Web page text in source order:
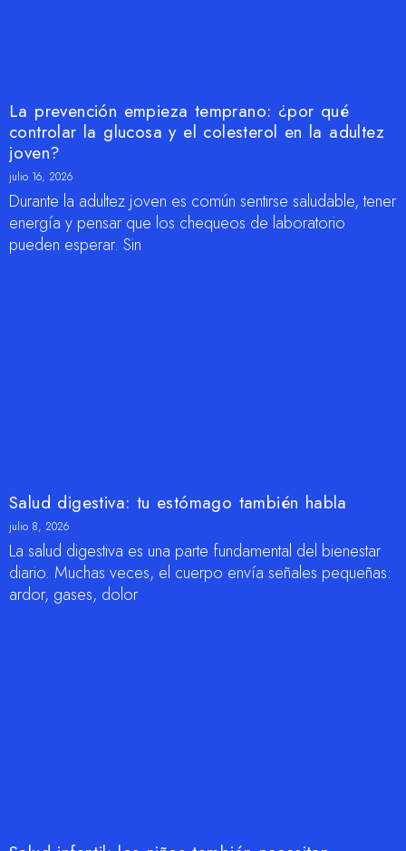
La prevención empieza temprano: ¿por qué
controlar la glucosa y el colesterol en la adultez
joven?
julio 16, 2026
Durante la adultez joven es común sentirse saludable, tener
energía y pensar que los chequeos de laboratorio
pueden esperar. Sin
Salud digestiva: tu estómago también habla
julio 8, 2026
La salud digestiva es una parte fundamental del bienestar
diario. Muchas veces, el cuerpo envía señales pequeñas:
ardor, gases, dolor